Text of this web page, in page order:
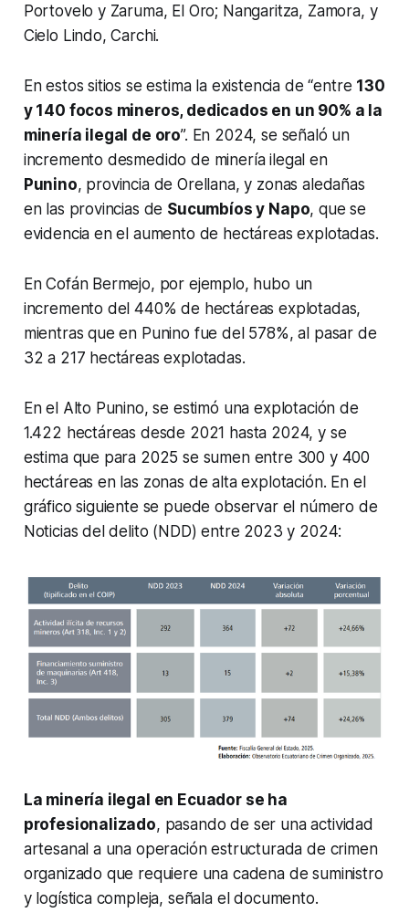
Portovelo y Zaruma, El Oro; Nangaritza, Zamora, y
Cielo Lindo, Carchi.
En estos sitios se estima la existencia de “entre 130
y 140 focos mineros, dedicados en un 90% a la
minería ilegal de oro”. En 2024, se señaló un
incremento desmedido de minería ilegal en
Punino, provincia de Orellana, y zonas aledañas
en las provincias de Sucumbíos y Napo, que se
evidencia en el aumento de hectáreas explotadas.
En Cofán Bermejo, por ejemplo, hubo un
incremento del 440% de hectáreas explotadas,
mientras que en Punino fue del 578%, al pasar de
32 a 217 hectáreas explotadas.
En el Alto Punino, se estimó una explotación de
1.422 hectáreas desde 2021 hasta 2024, y se
estima que para 2025 se sumen entre 300 y 400
hectáreas en las zonas de alta explotación. En el
gráfico siguiente se puede observar el número de
Noticias del delito (NDD) entre 2023 y 2024:
La minería ilegal en Ecuador se ha
profesionalizado, pasando de ser una actividad
artesanal a una operación estructurada de crimen
organizado que requiere una cadena de suministro
y logística compleja, señala el documento.